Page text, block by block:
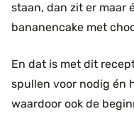
staan, dan zit er maar
bananencake met
En dat is met dit
spullen voor nodig én
waardoor ook de